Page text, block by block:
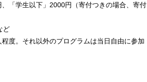
「学生以下」2000円（寄付つきの場合、寄付
ど
度。それ以外のプログラムは当日自由に参加